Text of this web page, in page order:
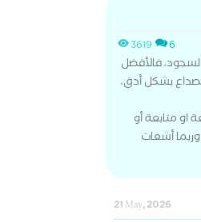
3619 6
فالأفضل
بشكل أدق،
او متابعة أو
أشعات
21 May, 2026